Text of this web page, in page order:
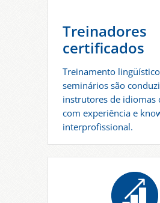
Treinadores
certificados
Treinamento
seminários são
instrutores de idiomas
com experiência e
interprofissional.